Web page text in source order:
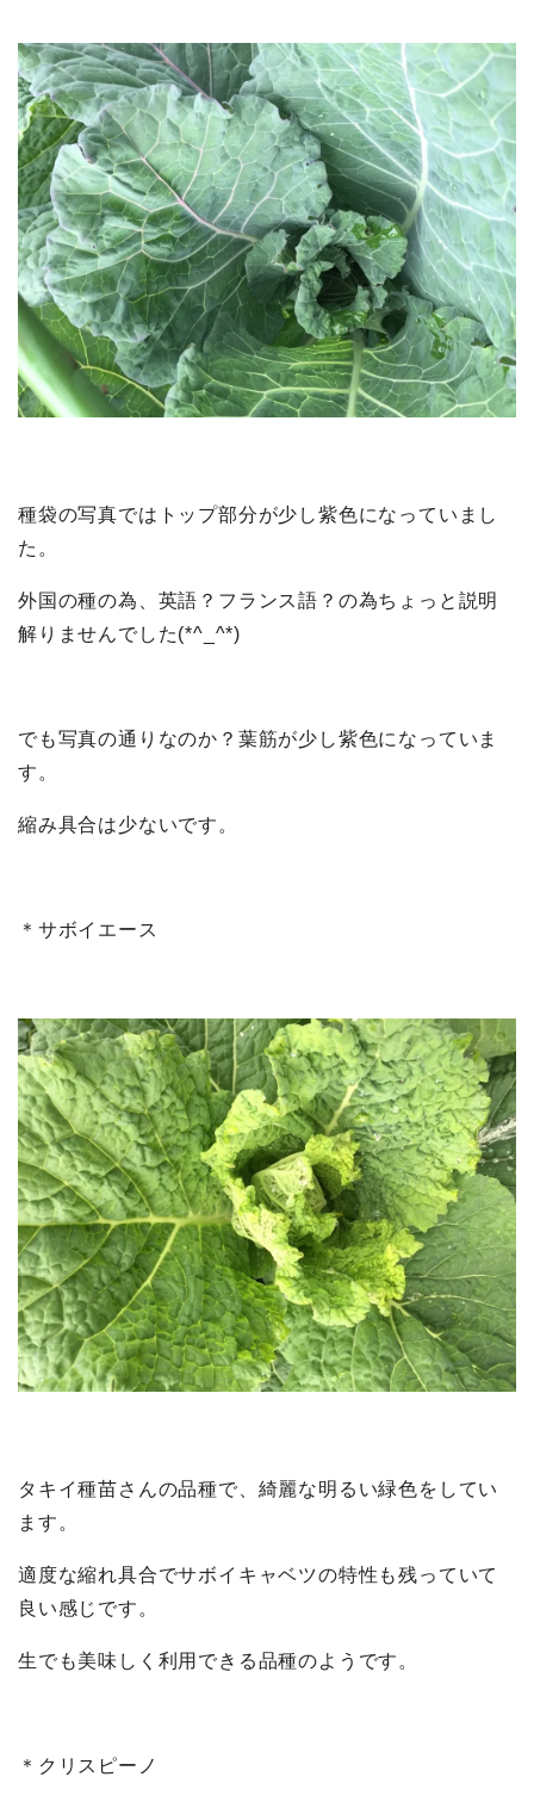
種袋の写真ではトップ部分が少し紫色になっていまし
た。
外国の種の為、英語？フランス語？の為ちょっと説明
解りませんでした(*^_^*)
でも写真の通りなのか？葉筋が少し紫色になっていま
す。
縮み具合は少ないです。
＊サボイエース
タキイ種苗さんの品種で、綺麗な明るい緑色をしてい
ます。
適度な縮れ具合でサボイキャベツの特性も残っていて
良い感じです。
生でも美味しく利用できる品種のようです。
＊クリスピーノ